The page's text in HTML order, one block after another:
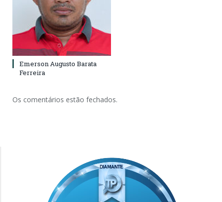
Emerson Augusto Barata
Ferreira
Os comentários estão fechados.